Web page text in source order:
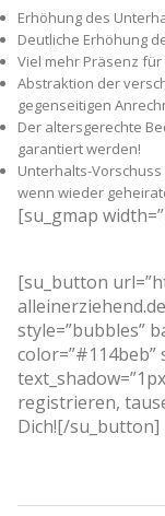
Erhöhung des
Deutliche Erhöhung
Viel mehr Präsenz
Abstraktion der
gegenseitigen
Der altersgerechte
garantiert werden!
Unterhalts-
wenn wieder
[su_gmap
[su_button
style=”bubbles”
color=”#114beb”
registrieren,
Dich![/su_button]